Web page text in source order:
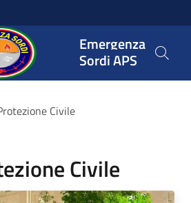
Emergenza
Sordi APS
Civile
Civile